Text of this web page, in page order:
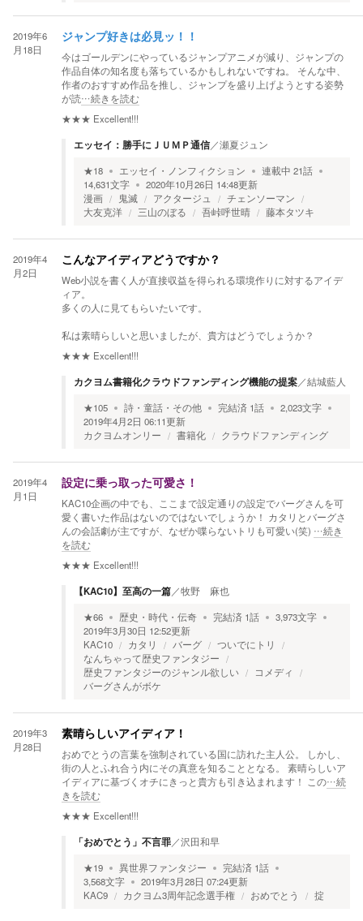
2019年6
月18日
ジャンプ好きは必見ッ！！
今はゴールデンにやっているジャンプアニメが減り、ジャンプの
作品自体の知名度も落ちているかもしれないですね。 そんな中、
作者のおすすめ作品を推し、ジャンプを盛り上げようとする姿勢
が読…続きを読む
★★★ Excellent!!!
エッセイ：勝手にＪＵＭＰ通信／瀬夏ジュン
★18 エッセイ・ノンフィクション 連載中 21話
14,631文字 2020年10月26日 14:48更新
漫画
鬼滅 アクタージュ
チェンソーマン
大友克洋
三山のぼる 吾峠呼世晴 藤本タツキ
2019年4
月2日
こんなアイディアどうですか？
Web小説を書く人が直接収益を得られる環境作りに対するアイデ
ィア。
多くの人に見てもらいたいです。
私は素晴らしいと思いましたが、貴方はどうでしょうか？
★★★ Excellent!!!
カクヨム書籍化クラウドファンディング機能の提案／結城藍人
★105 詩・童話・その他 完結済 1話 2,023文字
2019年4月2日 06:11更新
カクヨムオンリー
書籍化 クラウドファンディング
2019年4
月1日
設定に乗っ取った可愛さ！
KAC10企画の中でも、ここまで設定通りの設定でバーグさんを可
愛く書いた作品はないのではないでしょうか！ カタリとバーグさ
んの会話劇が主ですが、なぜか喋らないトリも可愛い(笑) …続き
を読む
★★★ Excellent!!!
【KAC10】至高の一篇／牧野 麻也
★66 歴史・時代・伝奇 完結済 1話 3,973文字
2019年3月30日 12:52更新
KAC10
カタリ バーグ
ついでにトリ
なんちゃって歴史ファンタジー
歴史ファンタジーのジャンル欲しい
コメディ
バーグさんがボケ
2019年3
月28日
素晴らしいアイディア！
おめでとうの言葉を強制されている国に訪れた主人公。 しかし、
街の人とふれ合う内にその真意を知ることとなる。 素晴らしいア
イディアに基づくオチにきっと貴方も引き込まれます！ この…続
きを読む
★★★ Excellent!!!
「おめでとう」不言罪／沢田和早
★19 異世界ファンタジー 完結済 1話
3,568文字 2019年3月28日 07:24更新
KAC9
カクヨム3周年記念選手権 おめでとう 掟